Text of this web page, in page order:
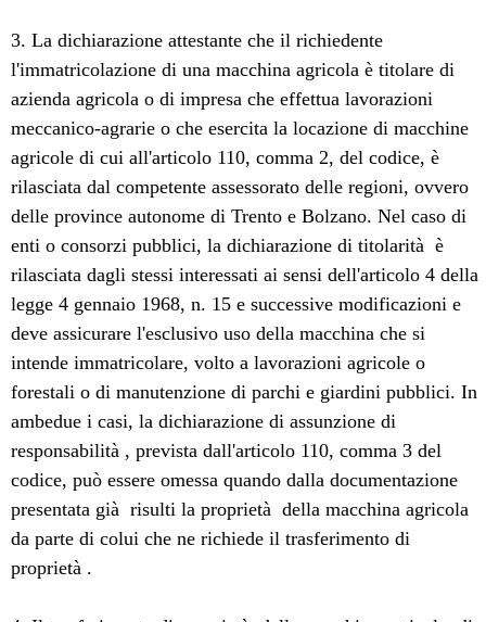
3. La dichiarazione attestante che il richiedente
l'immatricolazione di una macchina agricola è titolare di
azienda agricola o di impresa che effettua lavorazioni
meccanico-agrarie o che esercita la locazione di macchine
agricole di cui all'articolo 110, comma 2, del codice, è
rilasciata dal competente assessorato delle regioni, ovvero
delle province autonome di Trento e Bolzano. Nel caso di
enti o consorzi pubblici, la dichiarazione di titolarità è
rilasciata dagli stessi interessati ai sensi dell'articolo 4 della
legge 4 gennaio 1968, n. 15 e successive modificazioni e
deve assicurare l'esclusivo uso della macchina che si
intende immatricolare, volto a lavorazioni agricole o
forestali o di manutenzione di parchi e giardini pubblici. In
ambedue i casi, la dichiarazione di assunzione di
responsabilità , prevista dall'articolo 110, comma 3 del
codice, può essere omessa quando dalla documentazione
presentata già risulti la proprietà della macchina agricola
da parte di colui che ne richiede il trasferimento di
proprietà .